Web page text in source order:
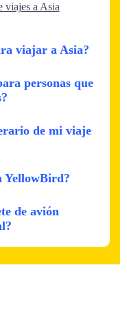
viajes a Asia
viajar a Asia?
personas que
de mi viaje
YellowBird?
de avión